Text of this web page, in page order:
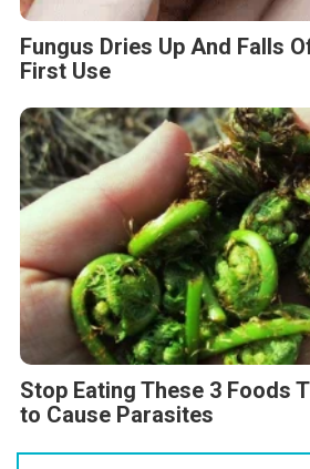
Fungus Dries Up And Falls
First Use
Stop Eating These 3 Foods
to Cause Parasites